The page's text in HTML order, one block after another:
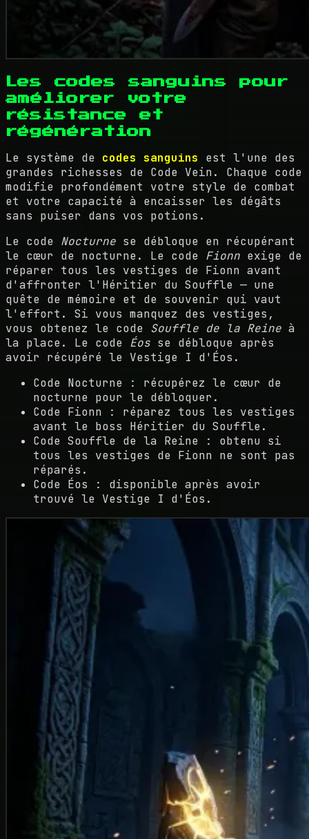
Les codes sanguins pour
améliorer votre
résistance et
régénération
Le système de codes sanguins est l'une des
grandes richesses de Code Vein. Chaque code
modifie profondément votre style de combat
et votre capacité à encaisser les dégâts
sans puiser dans vos potions.
Le code Nocturne se débloque en récupérant
le cœur de nocturne. Le code Fionn exige de
réparer tous les vestiges de Fionn avant
d'affronter l'Héritier du Souffle — une
quête de mémoire et de souvenir qui vaut
l'effort. Si vous manquez des vestiges,
vous obtenez le code Souffle de la Reine à
la place. Le code Éos se débloque après
avoir récupéré le Vestige I d'Éos.
Code Nocturne : récupérez le cœur de
nocturne pour le débloquer.
Code Fionn : réparez tous les vestiges
avant le boss Héritier du Souffle.
Code Souffle de la Reine : obtenu si
tous les vestiges de Fionn ne sont pas
réparés.
Code Éos : disponible après avoir
trouvé le Vestige I d'Éos.